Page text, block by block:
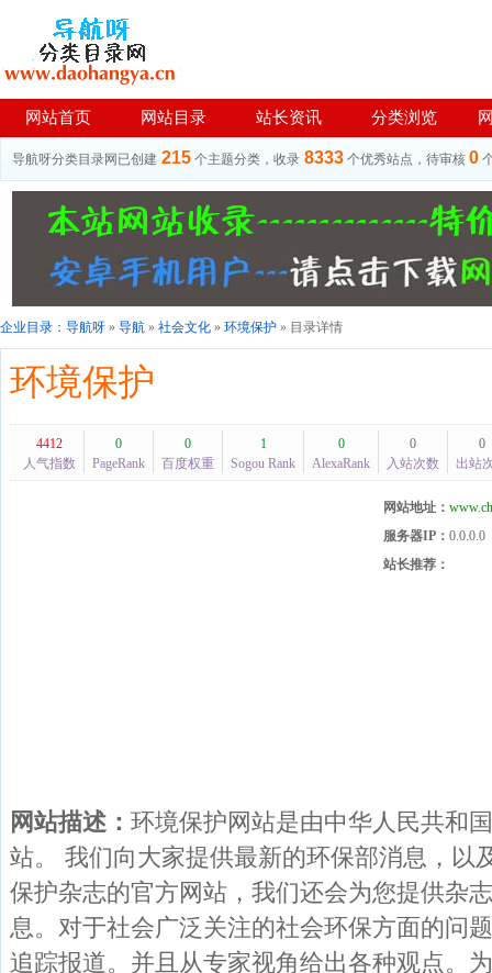
网站首页 网站目录 站长资讯 分类浏览
导航呀分类目录网已创建 215 个主题分类，收录 8333 个优秀站点，待审核 0
企业目录： 导航呀 » 导航 » 社会文化 » 环境保护 » 目录详情
环境保护
4412
人气指数
0
PageRank
0
百度权重
1
Sogou Rank
0
AlexaRank
0
入站次数
0
出站
网站地址：
服务器IP： 0.0.0.0
站长推荐：
网站描述： 环境保护网站是由中华人民共和
站。 我们向大家提供最新的环保部消息，以
保护杂志的官方网站，我们还会为您提供杂
息。对于社会广泛关注的社会环保方面的问
追踪报道。并且从专家视角给出各种观点。